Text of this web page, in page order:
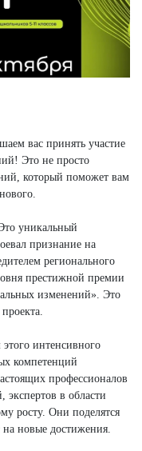
вас принять участие
Это не просто
который поможет вам
уникальный
признание на
регионального
престижной премии
изменений». Это
интенсивного
компетенций
профессионалов
экспертов в области
росту. Они поделятся
новые достижения.